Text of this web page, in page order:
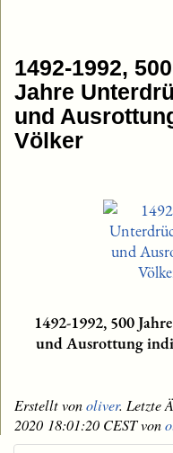
1492-1992, 500
Jahre
und
Völker
1492-1992, 500
und Ausrottung
Erstellt vonoliver. Letzte
2020 18:01:20 CEST von